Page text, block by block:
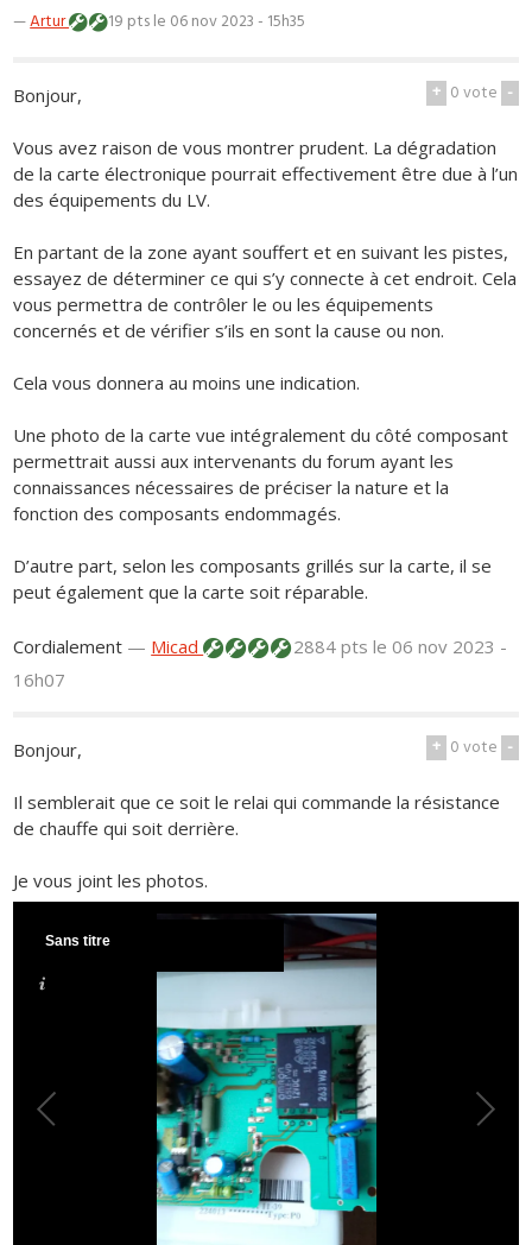
—Artur 19 ptsle 06 nov 2023 - 15h35
+ 0vote -
Bonjour,
Vous avez raison de vous montrer prudent. La dégradation
de la carte électronique pourrait effectivement être due à l’un
des équipements du LV.
En partant de la zone ayant souffert et en suivant les pistes,
essayez de déterminer ce qui s’y connecte à cet endroit. Cela
vous permettra de contrôler le ou les équipements
concernés et de vérifier s’ils en sont la cause ou non.
Cela vous donnera au moins une indication.
Une photo de la carte vue intégralement du côté composant
permettrait aussi aux intervenants du forum ayant les
connaissances nécessaires de préciser la nature et la
fonction des composants endommagés.
D’autre part, selon les composants grillés sur la carte, il se
peut également que la carte soit réparable.
Cordialement — Micad 2884 ptsle 06 nov 2023 -
16h07
+ 0vote -
Bonjour,
Il semblerait que ce soit le relai qui commande la résistance
de chauffe qui soit derrière.
Je vous joint les photos.
Sans titre